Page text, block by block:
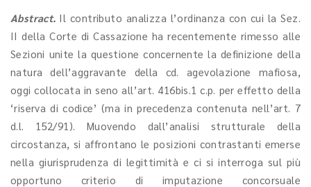
Abstract. Il contributo analizza l’ordinanza con cui la Sez.
II della Corte di Cassazione ha recentemente rimesso alle
Sezioni unite la questione concernente la definizione della
natura dell’aggravante della cd. agevolazione mafiosa,
oggi collocata in seno all’art. 416bis.1 c.p. per effetto della
‘riserva di codice’ (ma in precedenza contenuta nell’art. 7
d.l. 152/91). Muovendo dall’analisi strutturale della
circostanza, si affrontano le posizioni contrastanti emerse
nella giurisprudenza di legittimità e ci si interroga sul più
opportuno criterio di imputazione concorsuale